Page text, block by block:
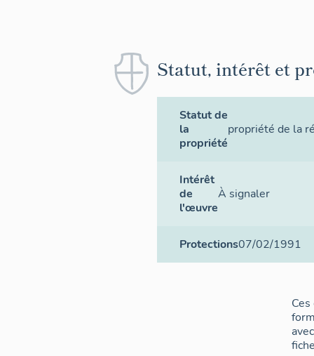
Statut, intérêt et
Statut de
la
propriété
propriété de la
Intérêt
de
l'œuvre
À signaler
Protections07/02/1991